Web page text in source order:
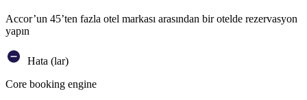
Accor’un 45’ten fazla otel markası arasından bir otelde rezervasyon
yapın
Hata (lar)
Core booking engine